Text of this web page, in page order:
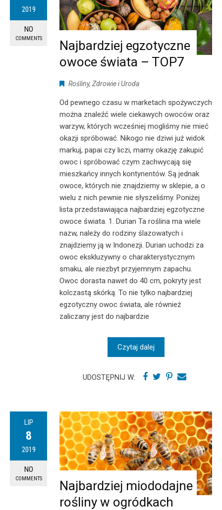
2019
NO
COMMENTS
Najbardziej egzotyczne
owoce świata – TOP7
Rośliny, Zdrowie i Uroda
Od pewnego czasu w marketach spożywczych
można znaleźć wiele ciekawych owoców oraz
warzyw, których wcześniej mogliśmy nie mieć
okazji spróbować. Nikogo nie dziwi już widok
markuj, papai czy liczi, mamy okazję zakupić
owoc i spróbować czym zachwycają się
mieszkańcy innych kontynentów. Są jednak
owoce, których nie znajdziemy w sklepie, a o
wielu z nich pewnie nie słyszeliśmy. Poniżej
lista przedstawiająca najbardziej egzotyczne
owoce świata. 1. Durian Ta roślina ma wiele
nazw, należy do rodziny ślazowatych i
znajdziemy ją w Indonezji. Durian uchodzi za
owoc ekskluzywny o charakterystycznym
smaku, ale niezbyt przyjemnym zapachu.
Owoc dorasta nawet do 40 cm, pokryty jest
kolczastą skórką. To nie tylko najbardziej
egzotyczny owoc świata, ale również
zaliczany jest do najbardzie
Czytaj dalej
UDOSTĘPNIJ W:
LIP
8
2019
NO
COMMENTS
Najbardziej miododajne
rośliny w ogródkach